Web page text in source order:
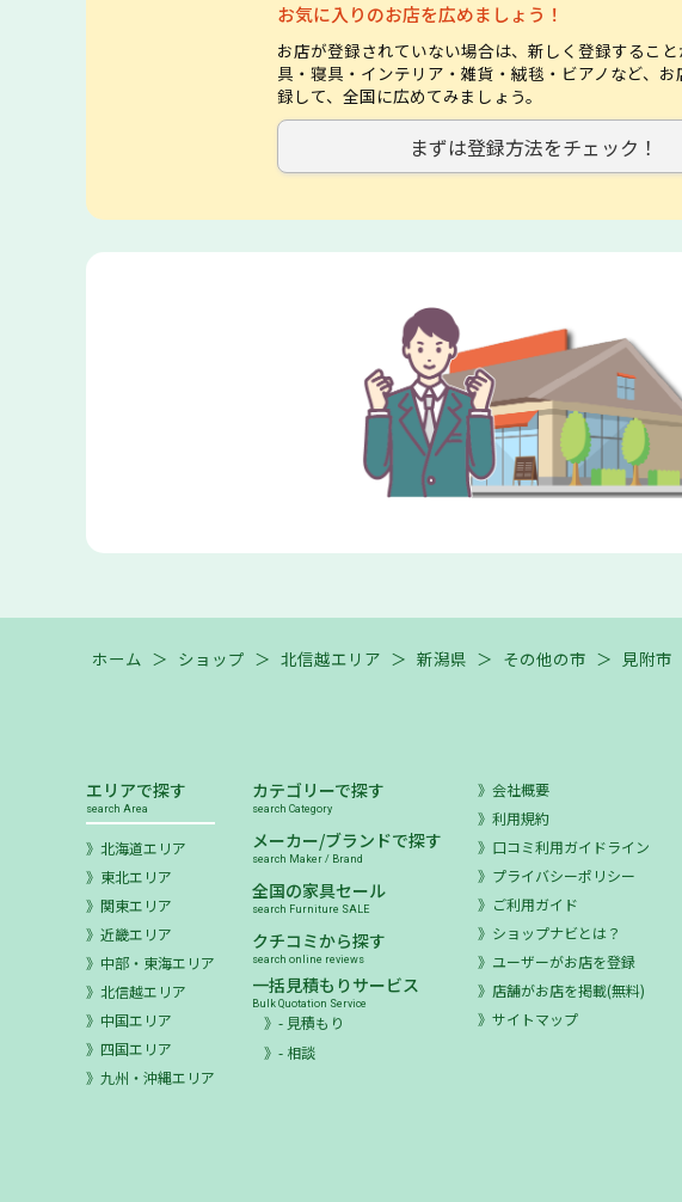
お気に入りのお店を広めましょう！
お店が登録されていない場合は、新しく登録するこ
具・寝具・インテリア・雑貨・絨毯・ビアノなど、
録して、全国に広めてみましょう。
まずは登録方法をチェック！
ホーム ＞ ショップ ＞ 北信越エリア ＞ 新潟県 ＞ その他の市 ＞ 見附市
エリアで探す
search Area
北海道エリア
東北エリア
関東エリア
近畿エリア
中部・東海エリア
北信越エリア
中国エリア
四国エリア
九州・沖縄エリア
カテゴリーで探す
search Category
メーカー/ブランドで探す
search Maker / Brand
全国の家具セール
search Furniture SALE
クチコミから探す
search online reviews
一括見積もりサービス
Bulk Quotation Service
- 見積もり
- 相談
会社概要
利用規約
口コミ利用ガイドライン
プライバシーポリシー
ご利用ガイド
ショップナビとは？
ユーザーがお店を登録
店舗がお店を掲載(無料)
サイトマップ